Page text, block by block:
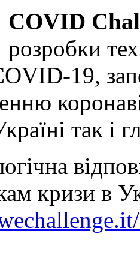
COVID
розробки
19,
так і
кризи в